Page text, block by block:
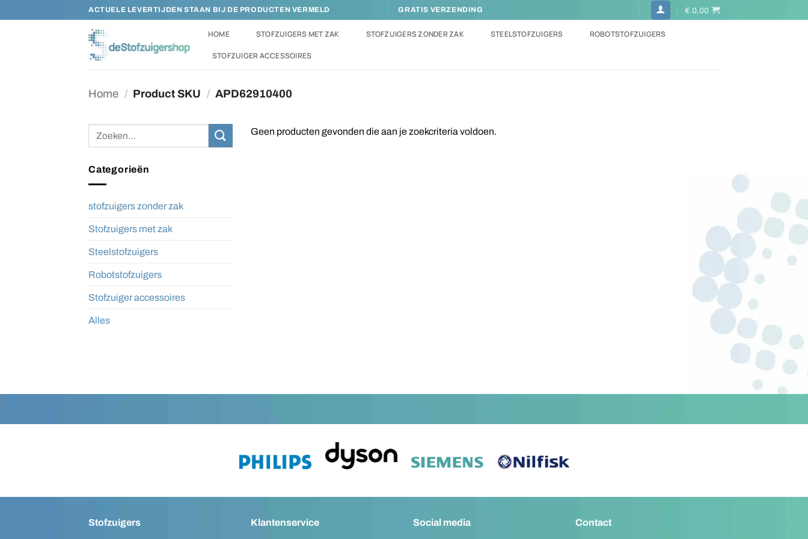
naar
ACTUELE LEVERTIJDEN STAAN BIJ DE PRODUCTEN VERMELD GRATIS VERZENDING € 0,00
HOME STOFZUIGERS MET ZAK STOFZUIGERS ZONDER ZAK STEELSTOFZUIGERS ROBOTSTOFZUIGERS
STOFZUIGER ACCESSOIRES
Home / Product SKU / APD62910400
Zoeken
Categorieën
stofzuigers zonder zak
Stofzuigers met zak
Steelstofzuigers
Robotstofzuigers
Stofzuiger accessoires
Alles
Geen producten gevonden die aan je zoekcriteria voldoen.
Stofzuigers Klantenservice Social media Contact